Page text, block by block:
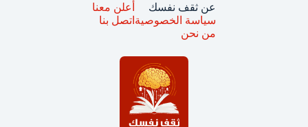
عن ثقف نفسك
سياسة الخصوصية
من نحن
أعلن معنا
اتصل بنا